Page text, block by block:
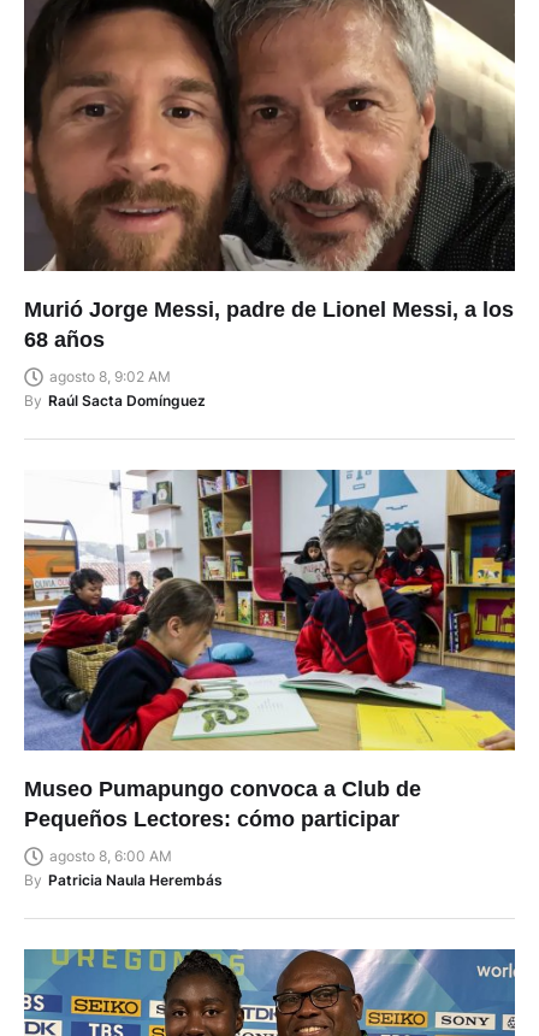
Murió Jorge Messi, padre de Lionel Messi, a los
68 años
agosto 8, 9:02 AM
By Raúl Sacta Domínguez
Museo Pumapungo convoca a Club de
Pequeños Lectores: cómo participar
agosto 8, 6:00 AM
By Patricia Naula Herembás